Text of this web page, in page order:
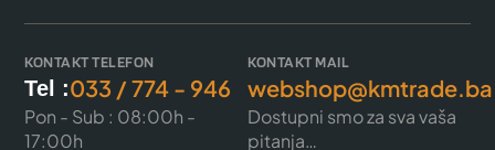
KONTAKT TELEFON
Tel :033 / 774 - 946
Pon - Sub : 08:00h -
17:00h
KONTAKT MAIL
webshop@kmtrade.ba
Dostupni smo za sva vaša
pitanja…